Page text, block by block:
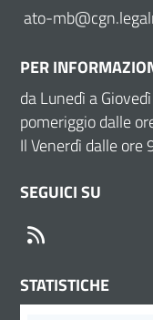
ato-
PER
da Lunedì a
pomeriggio dalle
Il Venerdì dalle ore
SEGUICI SU
STATISTICHE